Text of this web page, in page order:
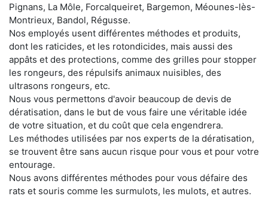
Pignans, La Môle, Forcalqueiret, Bargemon, Méounes-lès-
Montrieux, Bandol, Régusse.
Nos employés usent différentes méthodes et produits,
dont les raticides, et les rotondicides, mais aussi des
appâts et des protections, comme des grilles pour stopper
les rongeurs, des répulsifs animaux nuisibles, des
ultrasons rongeurs, etc.
Nous vous permettons d'avoir beaucoup de devis de
dératisation, dans le but de vous faire une véritable idée
de votre situation, et du coût que cela engendrera.
Les méthodes utilisées par nos experts de la dératisation,
se trouvent être sans aucun risque pour vous et pour votre
entourage.
Nous avons différentes méthodes pour vous défaire des
rats et souris comme les surmulots, les mulots, et autres.